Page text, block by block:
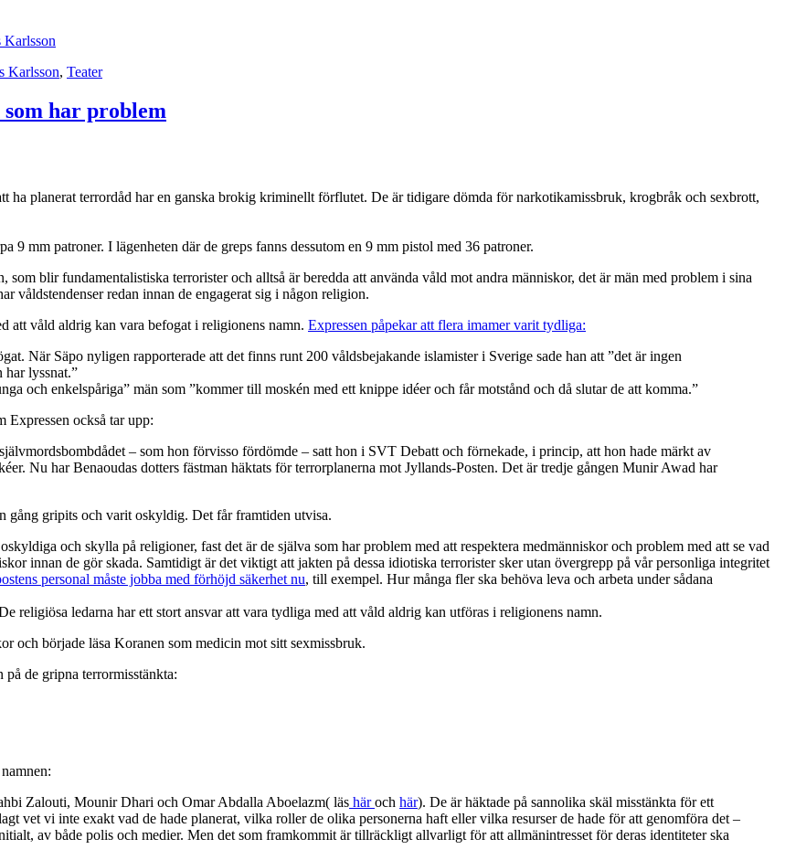
Karlsson
Karlsson, Teater
har problem
ha planerat terrordåd har en ganska brokig kriminellt förflutet. De är tidigare dömda för narkotikamissbruk, krogbråk och sexbrott,
9 mm patroner. I lägenheten där de greps fanns dessutom en 9 mm pistol med 36 patroner.
blir fundamentalistiska terrorister och alltså är beredda att använda våld mot andra människor, det är män med problem i sina
våldstendenser redan innan de engagerat sig i någon religion.
att våld aldrig kan vara befogat i religionens namn. Expressen påpekar att flera imamer varit tydliga:
När Säpo nyligen rapporterade att det finns runt 200 våldsbejakande islamister i Sverige sade han att ”det är ingen
har lyssnat.”
och enkelspåriga” män som ”kommer till moskén med ett knippe idéer och får motstånd och då slutar de att komma.”
också tar upp:
– som hon förvisso fördömde – satt hon i SVT Debatt och förnekade, i princip, att hon hade märkt av
Nu har Benaoudas dotters fästman häktats för terrorplanerna mot Jyllands-Posten. Det är tredje gången Munir Awad har
gång gripits och varit oskyldig. Det får framtiden utvisa.
och skylla på religioner, fast det är de själva som har problem med att respektera medmänniskor och problem med att se vad
innan de gör skada. Samtidigt är det viktigt att jakten på dessa idiotiska terrorister sker utan övergrepp på vår personliga integritet
personal måste jobba med förhöjd säkerhet nu, till exempel. Hur många fler ska behöva leva och arbeta under sådana
religiösa ledarna har ett stort ansvar att vara tydliga med att våld aldrig kan utföras i religionens namn.
och började läsa Koranen som medicin mot sitt sexmissbruk.
de gripna terrormisstänkta:
Zalouti, Mounir Dhari och Omar Abdalla Aboelazm( läs häroch här). De är häktade på sannolika skäl misstänkta för ett
vet vi inte exakt vad de hade planerat, vilka roller de olika personerna haft eller vilka resurser de hade för att genomföra det –
av både polis och medier. Men det som framkommit är tillräckligt allvarligt för att allmänintresset för deras identiteter ska